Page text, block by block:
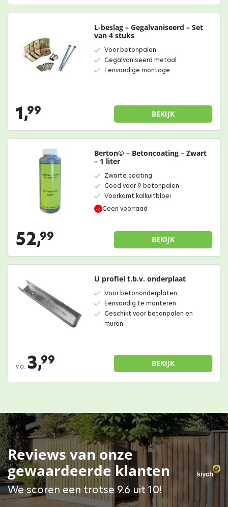
L-beslag – Gegalvaniseerd – Set
van 4 stuks
Voor betonpalen
Gegalvaniseerd metaal
Eenvoudige montage
1,99 BEKIJK
Geen voorraad
Berton© – Betoncoating – Zwart
– 1 liter
Zwarte coating
Goed voor 9 betonpalen
Voorkomt kalkuitbloei
52,99 BEKIJK
U profiel t.b.v. onderplaat
Voor betononderplaten
Eenvoudig te monteren
Geschikt voor betonpalen en
muren
v.a. 3,99 BEKIJK
Reviews van onze
gewaardeerde klanten
We scoren een trotse 9.6 uit 10!